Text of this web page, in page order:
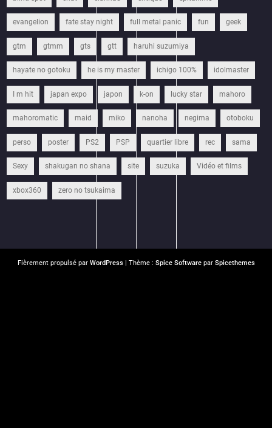
evangelion fate stay night full metal panic fun geek
gtm gtmm gts gtt haruhi suzumiya
hayate no gotoku he is my master ichigo 100% idolmaster
I m hit japan expo japon k-on lucky star mahoro
mahoromatic maid miko nanoha negima otoboku
perso poster PS2 PSP quartier libre rec sama
Sexy shakugan no shana site suzuka Vidéo et films
xbox360 zero no tsukaima
Fièrement propulsé par WordPress| Thème : Spice Softwarepar Spicethemes